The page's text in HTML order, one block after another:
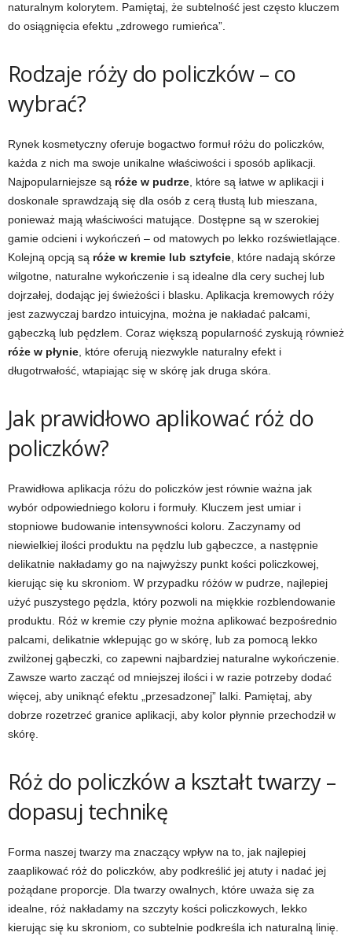
naturalnym kolorytem. Pamiętaj, że subtelność jest często kluczem
do osiągnięcia efektu „zdrowego rumieńca”.
Rodzaje róży do policzków – co
wybrać?
Rynek kosmetyczny oferuje bogactwo formuł różu do policzków,
każda z nich ma swoje unikalne właściwości i sposób aplikacji.
Najpopularniejsze są róże w pudrze , które są łatwe w aplikacji i
doskonale sprawdzają się dla osób z cerą tłustą lub mieszana,
ponieważ mają właściwości matujące. Dostępne są w szerokiej
gamie odcieni i wykończeń – od matowych po lekko rozświetlające.
Kolejną opcją są róże w kremie lub sztyfcie , które nadają skórze
wilgotne, naturalne wykończenie i są idealne dla cery suchej lub
dojrzałej, dodając jej świeżości i blasku. Aplikacja kremowych róży
jest zazwyczaj bardzo intuicyjna, można je nakładać palcami,
gąbeczką lub pędzlem. Coraz większą popularność zyskują również
róże w płynie , które oferują niezwykle naturalny efekt i
długotrwałość, wtapiając się w skórę jak druga skóra.
Jak prawidłowo aplikować róż do
policzków?
Prawidłowa aplikacja różu do policzków jest równie ważna jak
wybór odpowiedniego koloru i formuły. Kluczem jest umiar i
stopniowe budowanie intensywności koloru. Zaczynamy od
niewielkiej ilości produktu na pędzlu lub gąbeczce, a następnie
delikatnie nakładamy go na najwyższy punkt kości policzkowej,
kierując się ku skroniom. W przypadku różów w pudrze, najlepiej
użyć puszystego pędzla, który pozwoli na miękkie rozblendowanie
produktu. Róż w kremie czy płynie można aplikować bezpośrednio
palcami, delikatnie wklepując go w skórę, lub za pomocą lekko
zwilżonej gąbeczki, co zapewni najbardziej naturalne wykończenie.
Zawsze warto zacząć od mniejszej ilości i w razie potrzeby dodać
więcej, aby uniknąć efektu „przesadzonej” lalki. Pamiętaj, aby
dobrze rozetrzeć granice aplikacji, aby kolor płynnie przechodził w
skórę.
Róż do policzków a kształt twarzy –
dopasuj technikę
Forma naszej twarzy ma znaczący wpływ na to, jak najlepiej
zaaplikować róż do policzków, aby podkreślić jej atuty i nadać jej
pożądane proporcje. Dla twarzy owalnych, które uważa się za
idealne, róż nakładamy na szczyty kości policzkowych, lekko
kierując się ku skroniom, co subtelnie podkreśla ich naturalną linię.